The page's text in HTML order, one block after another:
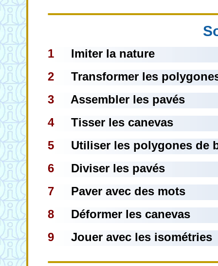
1 Imiter la nature
2 Transformer les
3 Assembler les pavés
4 Tisser les canevas
5 Utiliser les polygones de
6 Diviser les pavés
7 Paver avec des mots
8 Déformer les canevas
9 Jouer avec les isométries